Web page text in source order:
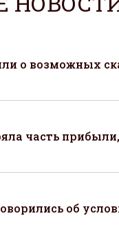
о возможных
часть
об